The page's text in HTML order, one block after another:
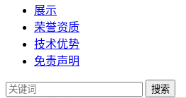
展示
荣誉资质
技术优势
免责声明
搜索